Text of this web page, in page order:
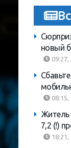
новый
09:27,
08:15,
Житель
7,2 (!)
18:21,